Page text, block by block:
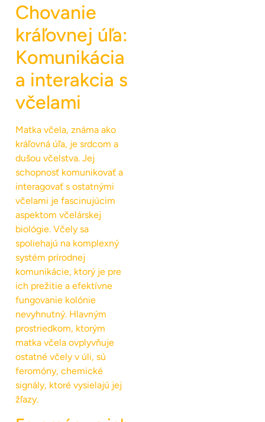
Chovanie
kráľovnej úľa:
Komunikácia
a interakcia s
včelami
Matka včela, známa ako
kráľovná úľa, je srdcom a
dušou včelstva. Jej
schopnosť komunikovať a
interagovať s ostatnými
včelami je fascinujúcim
aspektom včelárskej
biológie. Včely sa
spoliehajú na komplexný
systém prírodnej
komunikácie, ktorý je pre
ich prežitie a efektívne
fungovanie kolónie
nevyhnutný. Hlavným
prostriedkom, ktorým
matka včela ovplyvňuje
ostatné včely v úli, sú
feromóny, chemické
signály, ktoré vysielajú jej
žľazy.